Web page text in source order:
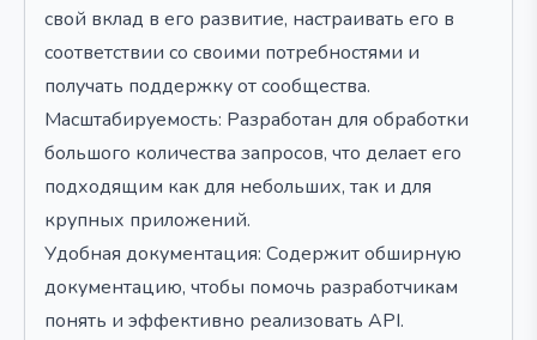
свой вклад в его развитие, настраивать его в
соответствии со своими потребностями и
получать поддержку от сообщества.
Масштабируемость: Разработан для обработки
большого количества запросов, что делает его
подходящим как для небольших, так и для
крупных приложений.
Удобная документация: Содержит обширную
документацию, чтобы помочь разработчикам
понять и эффективно реализовать API.